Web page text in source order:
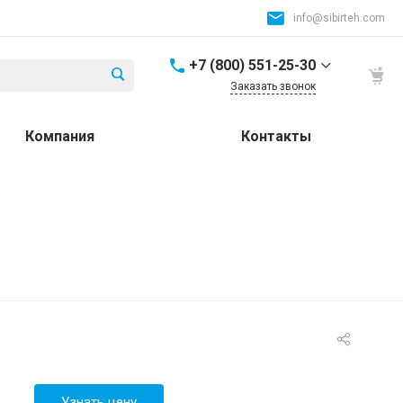
info@sibirteh.com
+7 (800) 551-25-30
Россия и СНГ
Заказать звонок
Компания Контакты